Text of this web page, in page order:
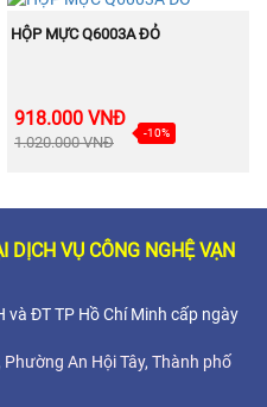
BÁN
CHẠY
MUA NGAY
HỘP MỰC Q6003A ĐỎ
918.000 VNĐ
1.020.000 VNĐ
-10%
DỊCH VỤ CÔNG NGHỆ VẠN
và ĐT TP Hồ Chí Minh cấp ngày
An Hội Tây, Thành phố